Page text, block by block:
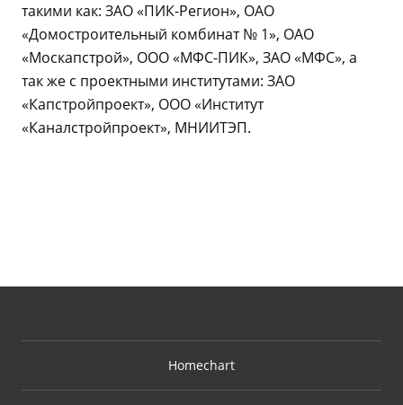
такими как: ЗАО «ПИК-Регион», ОАО
«Домостроительный комбинат № 1», ОАО
«Москапстрой», ООО «МФС-ПИК», ЗАО «МФС», а
так же с проектными институтами: ЗАО
«Капстройпроект», ООО «Институт
«Каналстройпроект», МНИИТЭП.
Homechart